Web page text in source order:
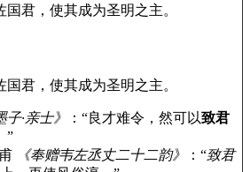
国君，使其成为圣明之主。
国君，使其成为圣明之主。
子·亲士》 ：“良才难令，然可以致君
”
《奉赠韦左丞丈二十二韵》 ：“致君